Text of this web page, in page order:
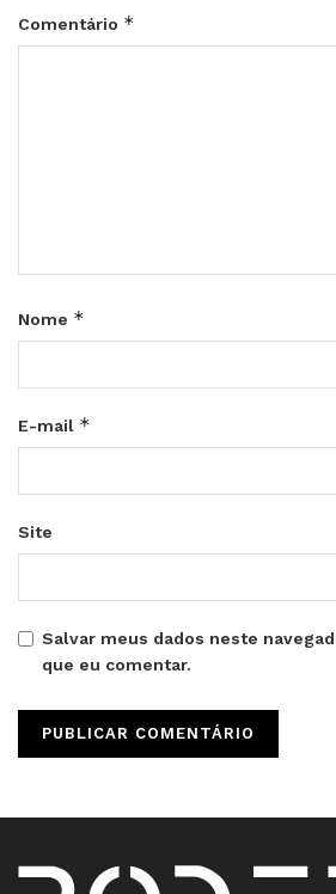
Comentário *
Nome *
E-mail *
Site
Salvar meus dados neste
que eu comentar.